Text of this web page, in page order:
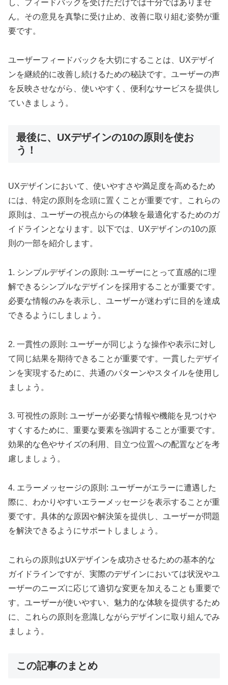
し、フィードバックを受けただけでは十分ではありませ
ん。その意見を真摯に受け止め、改善に取り組む姿勢が重
要です。
ユーザーフィードバックを大切にすることは、UXデザイ
ンを継続的に改善し続けるための秘訣です。ユーザーの声
を反映させながら、使いやすく、便利なサービスを提供し
ていきましょう。
最後に、UXデザインの10の原則を使お
う！
UXデザインにおいて、使いやすさや満足度を高めるため
には、特定の原則を念頭に置くことが重要です。これらの
原則は、ユーザーの視点からの体験を最適化するためのガ
イドラインとなります。以下では、UXデザインの10の原
則の一部を紹介します。
1. シンプルデザインの原則: ユーザーにとって直感的に理
解できるシンプルなデザインを採用することが重要です。
必要な情報のみを表示し、ユーザーが迷わずに目的を達成
できるようにしましょう。
2. 一貫性の原則: ユーザーが同じような操作や表示に対し
て同じ結果を期待できることが重要です。一貫したデザイ
ンを実現するために、共通のパターンやスタイルを使用し
ましょう。
3. 可視性の原則: ユーザーが必要な情報や機能を見つけや
すくするために、重要な要素を強調することが重要です。
効果的な色やサイズの利用、目立つ位置への配置などを考
慮しましょう。
4. エラーメッセージの原則: ユーザーがエラーに遭遇した
際に、わかりやすいエラーメッセージを表示することが重
要です。具体的な原因や解決策を提供し、ユーザーが問題
を解決できるようにサポートしましょう。
これらの原則はUXデザインを成功させるための基本的な
ガイドラインですが、実際のデザインにおいては状況やユ
ーザーのニーズに応じて適切な変更を加えることも重要で
す。ユーザーが使いやすい、魅力的な体験を提供するため
に、これらの原則を意識しながらデザインに取り組んでみ
ましょう。
この記事のまとめ